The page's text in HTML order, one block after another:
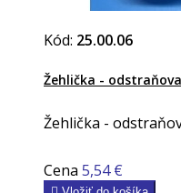
Kód: 25.00.06
Žehlička -
Žehlička -
Cena 5,54 €